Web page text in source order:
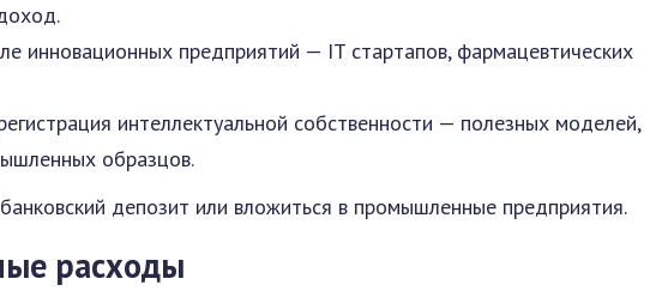
инновационных предприятий — IT стартапов, фармацевтических
интеллектуальной собственности — полезных моделей,
образцов.
депозит или вложиться в промышленные предприятия.
расходы